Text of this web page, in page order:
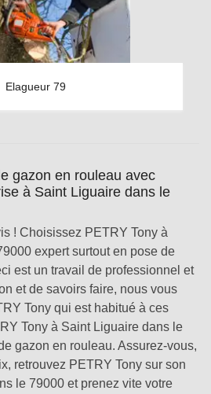
Elagueur 79
gazon en rouleau avec
à Saint Liguaire dans le
! Choisissez PETRY Tony à
expert surtout en pose de
est un travail de professionnel et
et de savoirs faire, nous vous
Tony qui est habitué à ces
Tony à Saint Liguaire dans le
gazon en rouleau. Assurez-vous,
retrouvez PETRY Tony sur son
le 79000 et prenez vite votre